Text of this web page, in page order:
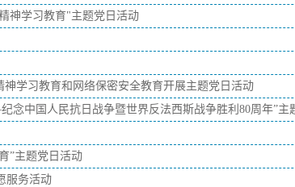
神学习教育"主题党日活动
学习教育和网络保密安全教育开展主题党日活动
念中国人民抗日战争暨世界反法西斯战争胜利80周年”主
”主题党日活动
服务活动